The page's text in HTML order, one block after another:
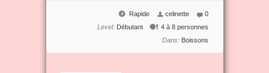
0
celinette
Rapide
4 à 8 personnes
Level: Débutant
Dans: Boissons